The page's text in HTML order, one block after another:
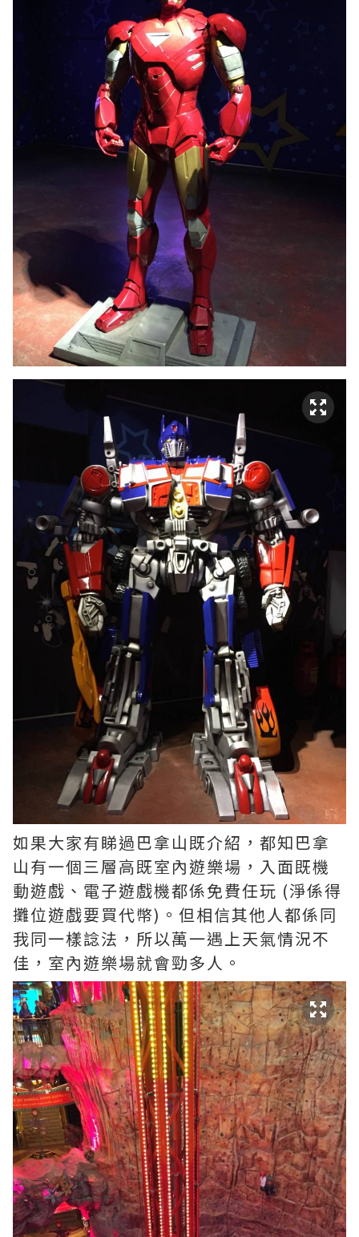
如果大家有睇過巴拿山既介紹，都知巴拿
山有一個三層高既室內遊樂場，入面既機
動遊戲、電子遊戲機都係免費任玩 (淨係得
攤位遊戲要買代幣)。但相信其他人都係同
我同一樣諗法，所以萬一遇上天氣情況不
佳，室內遊樂場就會勁多人。